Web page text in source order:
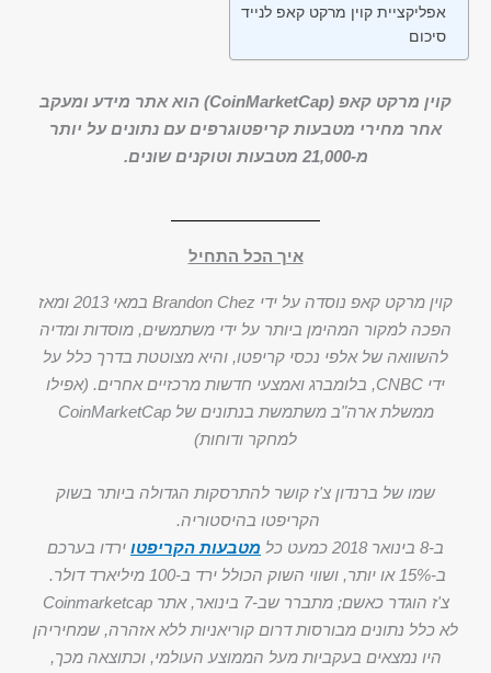
אפליקציית קוין מרקט קאפ לנייד
סיכום
קוין מרקט קאפ (CoinMarketCap) הוא אתר מידע ומעקב
אחר מחירי מטבעות קריפטוגרפים עם נתונים על יותר
מ-21,000 מטבעות וטוקנים שונים.
איך הכל התחיל
קוין מרקט קאפ נוסדה על ידי Brandon Chez במאי 2013 ומאז
הפכה למקור המהימן ביותר על ידי משתמשים, מוסדות ומדיה
להשוואה של אלפי נכסי קריפטו, והיא מצוטטת בדרך כלל על
ידי CNBC, בלומברג ואמצעי חדשות מרכזיים אחרים. (אפילו
ממשלת ארה"ב משתמשת בנתונים של CoinMarketCap
למחקר ודוחות)
שמו של ברנדון צ'ז קושר להתרסקות הגדולה ביותר בשוק
הקריפטו בהיסטוריה.
ב-8 בינואר 2018 כמעט כל
מטבעות הקריפטו ירדו בערכם
ב-15% או יותר, ושווי השוק הכולל ירד ב-100 מיליארד דולר.
צ'ז הוגדר כאשם; מתברר שב-7 בינואר, אתר Coinmarketcap
לא כלל נתונים מבורסות דרום קוריאניות ללא אזהרה, שמחיריהן
היו נמצאים בעקביות מעל הממוצע העולמי, וכתוצאה מכך,